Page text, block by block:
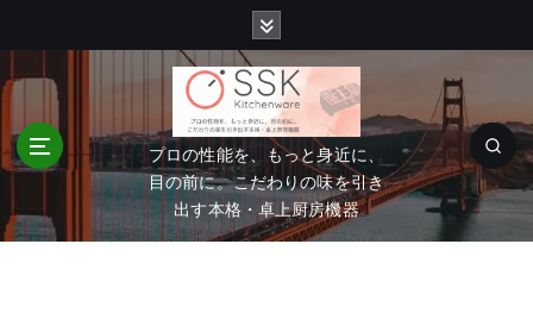
ン
へ
移
プロの性能を、もっと身近に、
目の前に。こだわりの味を引き
出す本格・卓上厨房機器